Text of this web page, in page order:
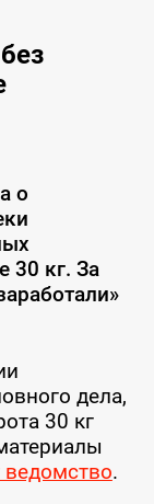
о
30 кг. За
дела,
30 кг
.